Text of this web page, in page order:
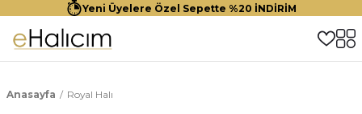
Yeni Üyelere Özel Sepette %20 İNDİRİM
Anasayfa Royal Halı